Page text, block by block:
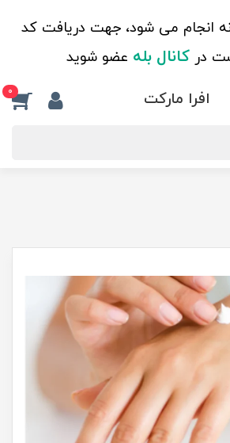
انجام می شود، جهت دریافت کد
درکانال بله عضو شوید
افرا مارکت 0